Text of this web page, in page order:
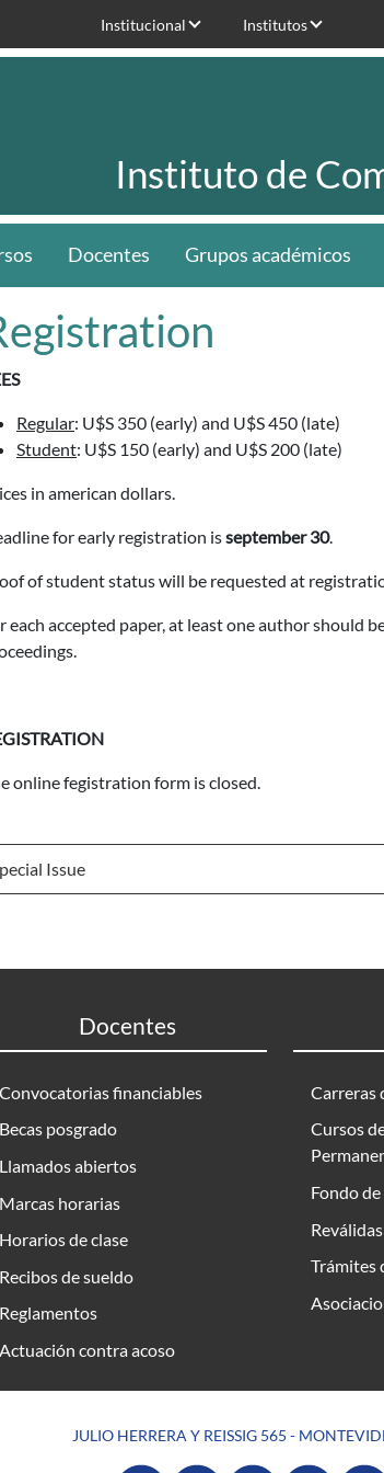
Institucional Institutos
Instituto de
Docentes Grupos académicos
Regular: U$S 350 (early) and U$S 450 (late)
Student: U$S 150 (early) and U$S 200 (late)
in american dollars.
for early registration isseptember 30.
of student status will be requested at
each accepted paper, at least one author should
online fegistration form is closed.
Issue
Docentes
Convocatorias financiables
Becas posgrado
Llamados abiertos
Marcas horarias
Horarios de clase
Recibos de sueldo
Reglamentos
Actuación contra acoso
Carreras
Cursos
Fondo
Reválidas
Trámites
JULIO HERRERA Y REISSIG 565 -